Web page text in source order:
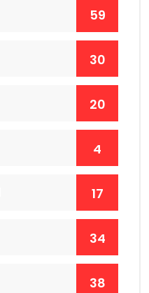
59
30
20
4
17
34
38